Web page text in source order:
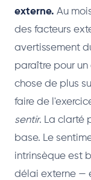
externe. Au
des facteurs
avertissement
paraître pour un
chose de plus
faire de
sentir. La clarté
base. Le
intrinsèque est
délai externe —